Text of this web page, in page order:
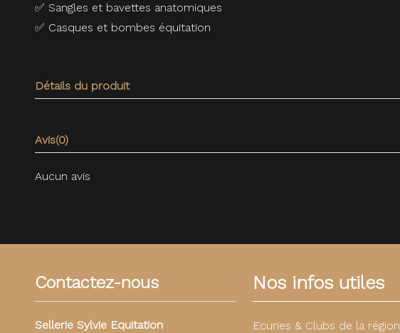
✅ Sangles et bavettes anatomiques
✅ Casques et bombes équitation
Détails du produit
Avis(0)
Aucun avis
Contactez-nous
Sellerie Sylvie Equitation
Nos infos utiles
Ecuries & Clubs de la région